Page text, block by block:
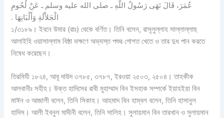
عُمَرَ، قَالَ نَهَى رَسُولُ اللَّهِ ـ صلى الله عليه وسلم ـ عَنْ لُحُومِ
الْجَلاَّلَةِ وَأَلْبَانِهَا ‏.‏
১/৩১৮৯। ইবনে উমার (রাঃ) থেকে বর্ণিত। তিনি বলেন, রাসূলুল্লাহ সাল্লাল্লাহু
আলাইহি ওয়াসাল্লাম বিষ্ঠা ভক্ষণে অভ্যস্ত পশুর গোশত খেতে ও তার দুধ পান করতে
নিষেধ করেছেন।
তিরমিযী ১৮২৪, আবূ দাউদ ৩৭৮৫, ৩৭৮৭, ইরওয়া ২৫০৩, ২৫০৪। তাহকীক
আলবানীঃ সহীহ। উক্ত হাদিসের রাবী মুহাম্মাদ বিন ইসহাক সম্পর্কে ইয়াহইয়া বিন
মাঈন ও আজালী বলেন, তিনি সিকাহ। আহমাদ বিন হাম্বল বলেন, তিনি হাসানুল
হাদিস। আলী ইবনুল মাদীনী বলেন, তিনি সালিহ। সুলায়মান বিন তারখান ও সুলায়মান